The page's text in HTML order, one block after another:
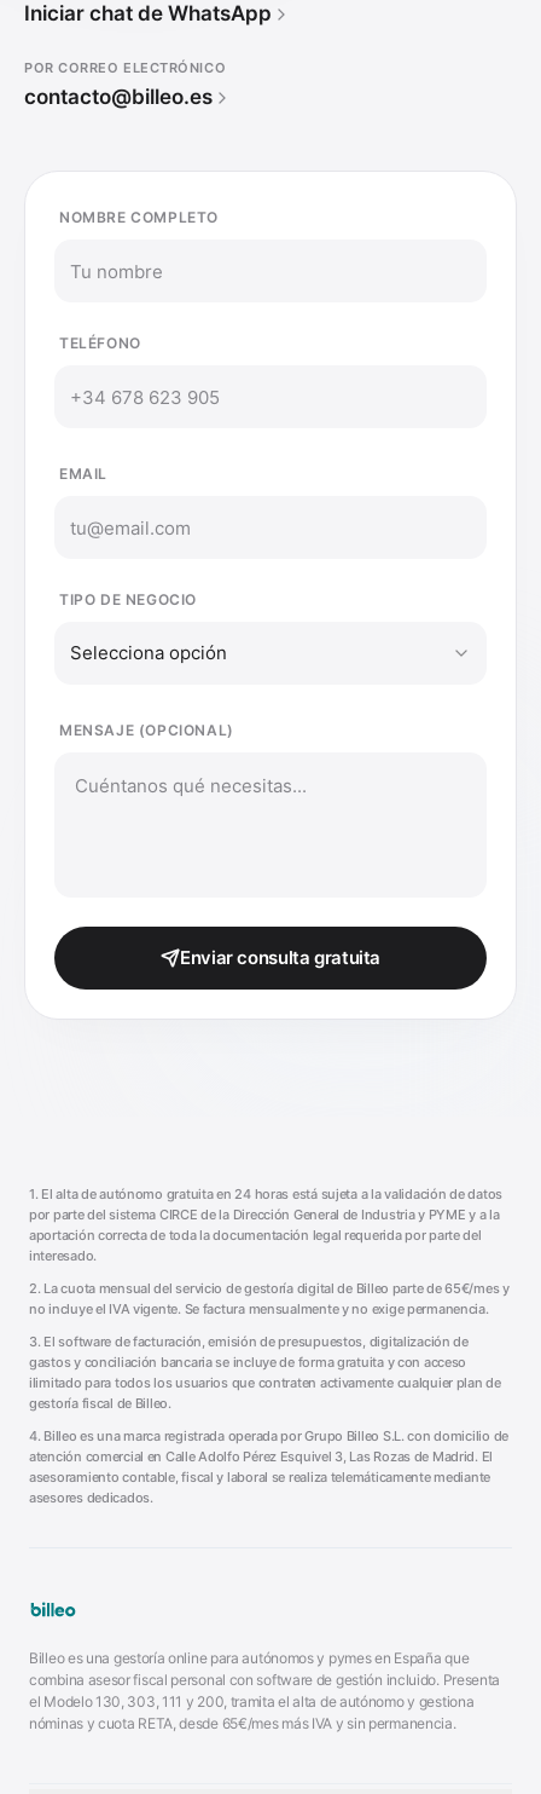
Iniciar chat de WhatsApp
POR CORREO ELECTRÓNICO
contacto@billeo.es
NOMBRE COMPLETO
TELÉFONO
EMAIL
TIPO DE NEGOCIO
Selecciona opción
MENSAJE (OPCIONAL)
Enviar consulta gratuita
1. El alta de autónomo gratuita en 24 horas está sujeta a la validación de datos
por parte del sistema CIRCE de la Dirección General de Industria y PYME y a la
aportación correcta de toda la documentación legal requerida por parte del
interesado.
2. La cuota mensual del servicio de gestoría digital de Billeo parte de 65€/mes y
no incluye el IVA vigente. Se factura mensualmente y no exige permanencia.
3. El software de facturación, emisión de presupuestos, digitalización de
gastos y conciliación bancaria se incluye de forma gratuita y con acceso
ilimitado para todos los usuarios que contraten activamente cualquier plan de
gestoría fiscal de Billeo.
4. Billeo es una marca registrada operada por Grupo Billeo S.L. con domicilio de
atención comercial en Calle Adolfo Pérez Esquivel 3, Las Rozas de Madrid. El
asesoramiento contable, fiscal y laboral se realiza telemáticamente mediante
asesores dedicados.
Billeo es una gestoría online para autónomos y pymes en España que
combina asesor fiscal personal con software de gestión incluido. Presenta
el Modelo 130, 303, 111 y 200, tramita el alta de autónomo y gestiona
nóminas y cuota RETA, desde 65€/mes más IVA y sin permanencia.